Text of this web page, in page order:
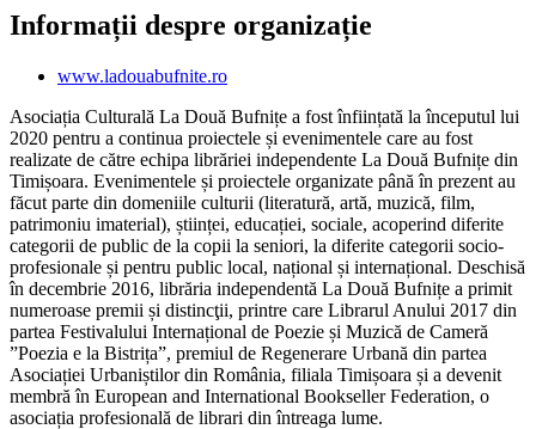
Informații despre organizație
www.ladouabufnite.ro
Asociația Culturală La Două Bufnițe a fost înființată la începutul lui
2020 pentru a continua proiectele și evenimentele care au fost
realizate de către echipa librăriei independente La Două Bufnițe din
Timișoara. Evenimentele și proiectele organizate până în prezent au
făcut parte din domeniile culturii (literatură, artă, muzică, film,
patrimoniu imaterial), științei, educației, sociale, acoperind diferite
categorii de public de la copii la seniori, la diferite categorii socio-
profesionale și pentru public local, național și internațional. Deschisă
în decembrie 2016, librăria independentă La Două Bufnițe a primit
numeroase premii și distincţii, printre care Librarul Anului 2017 din
partea Festivalului Internațional de Poezie și Muzică de Cameră
”Poezia e la Bistrița”, premiul de Regenerare Urbană din partea
Asociației Urbaniștilor din România, filiala Timișoara și a devenit
membră în European and International Bookseller Federation, o
asociația profesională de librari din întreaga lume.